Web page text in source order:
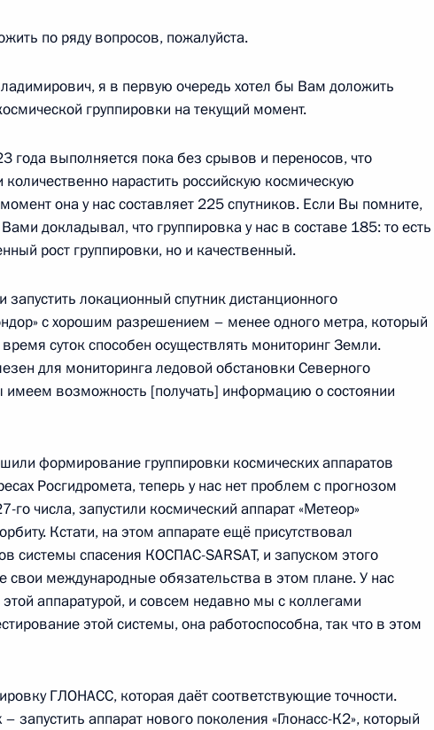
Председателя Правительства Юрием
Совета по направлению
Председателя Правительства
по ряду вопросов, пожалуйста.
я в первую очередь хотел бы Вам доложить
группировки на текущий момент.
года выполняется пока без срывов и переносов, что
нарастить российскую космическую
она у нас составляет 225 спутников. Если Вы помните,
докладывал, что группировка у нас в составе 185: то есть
рост группировки, но и качественный.
локационный спутник дистанционного
с хорошим разрешением – менее одного метра, который
суток способен осуществлять мониторинг Земли.
для мониторинга ледовой обстановки Северного
имеем возможность [получать] информацию о состоянии
формирование группировки космических аппаратов
Росгидромета, теперь у нас нет проблем с прогнозом
го числа, запустили космический аппарат «Метеор»
Кстати, на этом аппарате ещё присутствовал
системы спасения КОСПАС-SARSAT, и запуском этого
свои международные обязательства в этом плане. У нас
аппаратурой, и совсем недавно мы с коллегами
этой системы, она работоспособна, так что в этом
ГЛОНАСС, которая даёт соответствующие точности.
запустить аппарат нового поколения «Глонасс-К2», который